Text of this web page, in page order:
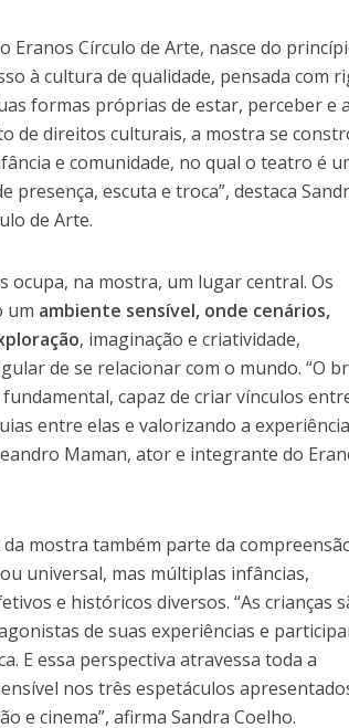
Eranos Círculo de Arte, nasce do
à cultura de qualidade, pensada com
formas próprias de estar, perceber e
de direitos culturais, a mostra se
e comunidade, no qual o teatro é
presença, escuta e troca”, destaca
de Arte.
ocupa, na mostra, um lugar central. Os
um ambiente sensível, onde cenários,
, imaginação e criatividade,
de se relacionar com o mundo. “O
capaz de criar vínculos
entre elas e valorizando a experiência
Maman, ator e integrante do
mostra também parte da
universal, mas múltiplas infâncias,
e históricos diversos. “As crianças
de suas experiências e
E essa perspectiva atravessa toda a
nos três espetáculos
e cinema”, afirma Sandra Coelho.